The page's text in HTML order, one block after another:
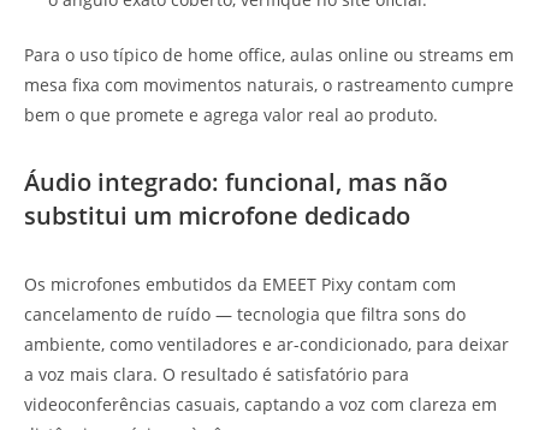
Para o uso típico de home office, aulas online ou streams em
mesa fixa com movimentos naturais, o rastreamento cumpre
bem o que promete e agrega valor real ao produto.
Áudio integrado: funcional, mas não
substitui um microfone dedicado
Os microfones embutidos da EMEET Pixy contam com
cancelamento de ruído — tecnologia que filtra sons do
ambiente, como ventiladores e ar-condicionado, para deixar
a voz mais clara. O resultado é satisfatório para
videoconferências casuais, captando a voz com clareza em